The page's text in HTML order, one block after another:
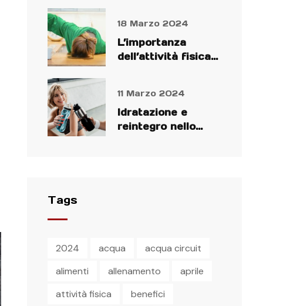
18 Marzo 2024
L’importanza
dell’attività fisica
11 Marzo 2024
Idratazione e
reintegro nello
Tags
2024 acqua
acqua circuit
alimenti
allenamento
aprile
attività fisica
benefici